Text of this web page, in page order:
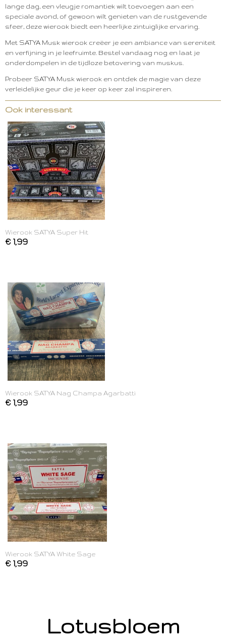
lange dag, een vleugje romantiek wilt toevoegen aan een
speciale avond, of gewoon wilt genieten van de rustgevende
sfeer, deze wierook biedt een heerlijke zintuiglijke ervaring.
Met SATYA Musk wierook creëer je een ambiance van sereniteit
en verfijning in je leefruimte. Bestel vandaag nog en laat je
onderdompelen in de tijdloze betovering van muskus.
Probeer SATYA Musk wierook en ontdek de magie van deze
verleidelijke geur die je keer op keer zal inspireren.
Ook interessant
Wierook SATYA Super Hit
€ 1,99
Wierook SATYA Nag Champa Agarbatti
€ 1,99
Wierook SATYA White Sage
€ 1,99
Lotusbloem